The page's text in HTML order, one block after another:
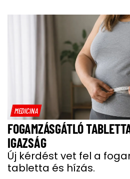
MEDICINA
FOGAMZÁSGÁTLÓ
IGAZSÁG
Új kérdést vet fel a
tabletta és hízás.